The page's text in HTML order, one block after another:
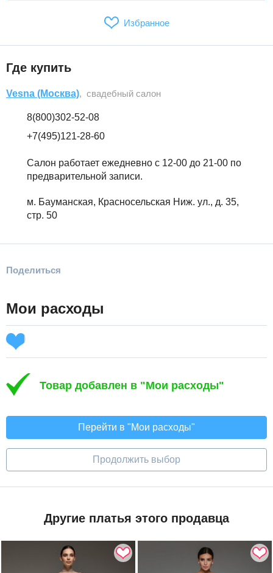
Избранное
Где купить
Vesna (Москва), свадебный салон
8(800)302-52-08
+7(495)121-28-60
Салон работает ежедневно с 12-00 до 21-00 по
предварительной записи.
м. Бауманская, Красносельская Ниж. ул., д. 35,
стр. 50
Поделиться
Мои расходы
Товар добавлен в "Мои расходы"
Перейти в "Мои расходы"
Продолжить выбор
Другие платья этого продавца